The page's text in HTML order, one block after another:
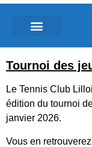
Tournoi des
Le Tennis Club
édition du tournoi
janvier 2026.
Vous en